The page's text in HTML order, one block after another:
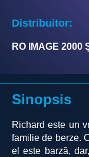
Distribuitor:
RO IMAGE 2000
Sinopsis
Richard este un
familie de berze.
el este barză,